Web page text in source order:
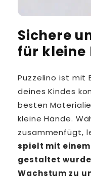
Sichere
für kleine
Puzzelino ist mit
deines Kindes
besten
kleine Hände.
zusammenfügt,
spielt mit
gestaltet
Wachstum zu